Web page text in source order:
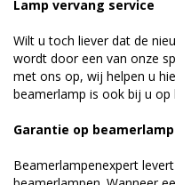
Lamp vervang service
Wilt u toch liever dat de
wordt door een van onze
met ons op, wij helpen u
beamerlamp is ook bij u op
Garantie op
Beamerlampenexpert